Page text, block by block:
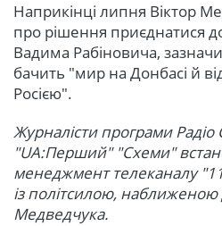
Наприкінці липня Віктор
про рішення приєднатися
Вадима Рабіновича,
бачить "мир на Донбасі й
Росією".
Журналісти програми Радіо
"UA:Перший" "Схеми"
менеджмент телеканалу
із політсилою, наближеною
Медведчука.